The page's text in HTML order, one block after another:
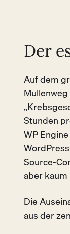
Der
Auf dem
Stunden
WP
Source-
aber
Die
aus der